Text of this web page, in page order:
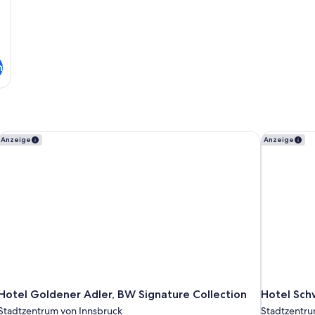
Anzeige
Goldener Adler, BW Signature Collection
von Innsbruck
Goldener Adler, BW Signature Collection Anzeige
Hotel
Hotel